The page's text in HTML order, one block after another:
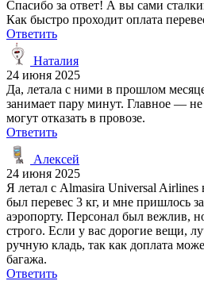
Спасибо за ответ! А вы сами
Как быстро проходит оплата
Ответить
Наталия
24 июня 2025
Да, летала с ними в прошлом
занимает пару минут. Главное —
могут отказать в провозе.
Ответить
Алексей
24 июня 2025
Я летал с Almasira Universal
был перевес 3 кг, и мне пришлось
аэропорту. Персонал был вежлив,
строго. Если у вас дорогие вещи,
ручную кладь, так как доплата
багажа.
Ответить